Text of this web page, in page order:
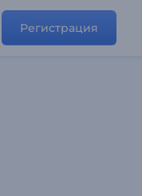
Регистрация